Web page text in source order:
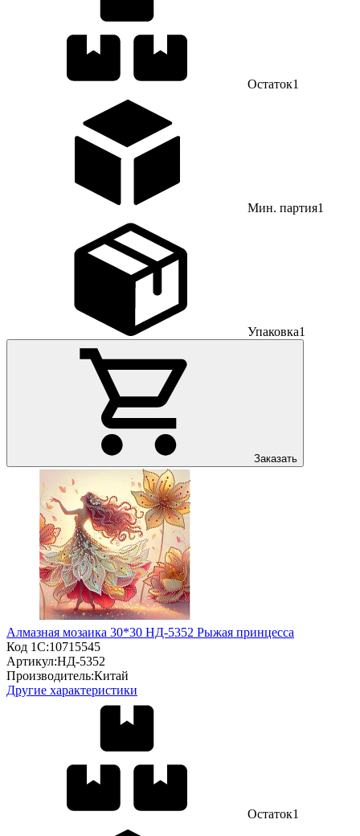
Остаток1
Мин. партия1
Упаковка1
Заказать
Алмазная мозаика 30*30 НД-5352 Рыжая принцесса
Код 1С:10715545
Артикул:НД-5352
Производитель:Китай
Другие характеристики
Остаток1